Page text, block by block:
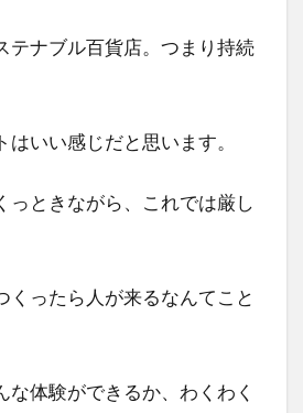
テナブル百貨店。つまり持続
はいい感じだと思います。
っときながら、これでは厳し
くったら人が来るなんてこと
な体験ができるか、わくわく